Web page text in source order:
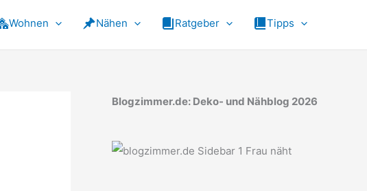
Wohnen Nähen Ratgeber Tipps
Blogzimmer.de: Deko- und Nähblog 2026